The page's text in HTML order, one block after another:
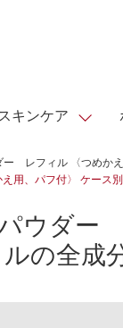
サービス
スキンケア
リフト
メイク
ティーセレクト
スキンクリア
クレンズ
オイル 専用
ー レフィル 〈つめか
用、パフ付〉 ケース
ウダー
の全成